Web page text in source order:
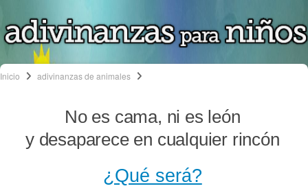
Inicio adivinanzas de animales
No es cama, ni es león
y desaparece en cualquier rincón
¿Qué será?